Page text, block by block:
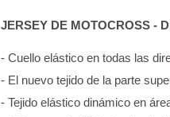
JERSEY DE MOTOCROSS -
- Cuello elástico en todas las
- El nuevo tejido de la parte
- Tejido elástico dinámico en